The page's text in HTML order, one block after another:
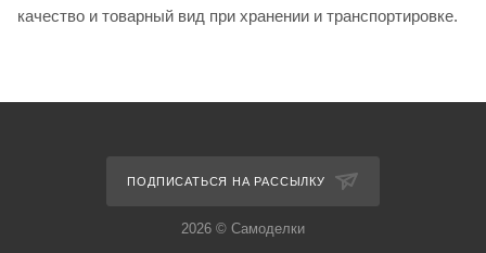
качество и товарный вид при хранении и транспортировке.
ПОДПИСАТЬСЯ НА РАССЫЛКУ
2026 © Самоделки